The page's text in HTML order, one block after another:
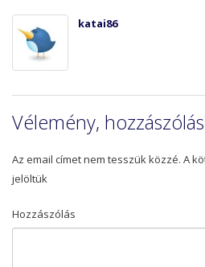
katai86
Vélemény,
Az email címet nem tesszük közzé. A
jelöltük
Hozzászólás